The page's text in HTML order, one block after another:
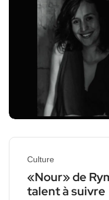
Culture
«Nour» de
talent à suivre